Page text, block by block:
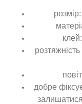
добре
залишатися